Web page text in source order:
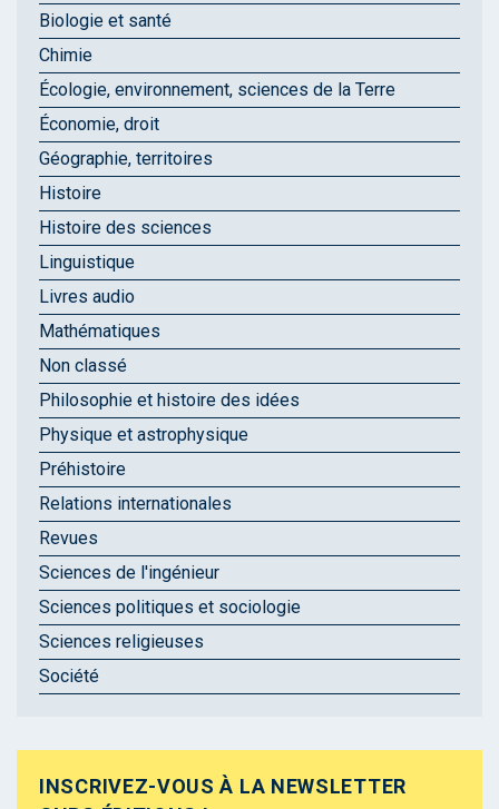
Biologie et santé
Chimie
Écologie, environnement, sciences de la Terre
Économie, droit
Géographie, territoires
Histoire
Histoire des sciences
Linguistique
Livres audio
Mathématiques
Non classé
Philosophie et histoire des idées
Physique et astrophysique
Préhistoire
Relations internationales
Revues
Sciences de l'ingénieur
Sciences politiques et sociologie
Sciences religieuses
Société
INSCRIVEZ-VOUS À LA NEWSLETTER